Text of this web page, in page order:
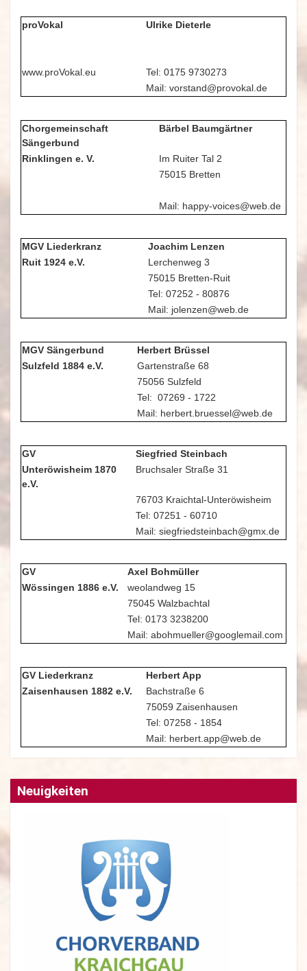
proVokal Ulrike Dieterle
www.proVokal.eu
Tel: 0175 9730273
Mail: vorstand@provokal.de
Chorgemeinschaft
Sängerbund
Bärbel Baumgärtner
Rinklingen e. V.
Im Ruiter Tal 2
75015 Bretten
Mail: happy-voices@web.de
MGV Liederkranz
Joachim Lenzen
Ruit 1924 e.V.
Lerchenweg 3
75015 Bretten-Ruit
Tel: 07252 - 80876
Mail: jolenzen@web.de
MGV Sängerbund
Herbert Brüssel
Sulzfeld 1884 e.V.
Gartenstraße 68
75056 Sulzfeld
Tel: 07269 - 1722
Mail: herbert.bruessel@web.de
GV
Siegfried Steinbach
Unteröwisheim 1870
e.V.
Bruchsaler Straße 31
76703 Kraichtal-Unteröwisheim
Tel: 07251 - 60710
Mail: siegfriedsteinbach@gmx.de
GV
Axel Bohmüller
Wössingen 1886 e.V.
weolandweg 15
75045 Walzbachtal
Tel: 0173 3238200
Mail: abohmueller@googlemail.com
GV Liederkranz
Herbert App
Zaisenhausen 1882 e.V.
Bachstraße 6
75059 Zaisenhausen
Tel: 07258 - 1854
Mail: herbert.app@web.de
Neuigkeiten